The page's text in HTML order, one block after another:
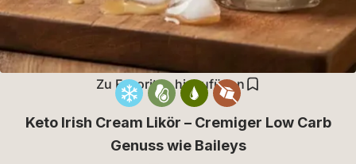
Zu Favoriten hinzufügen
Keto Irish Cream Likör – Cremiger Low Carb
Genuss wie Baileys